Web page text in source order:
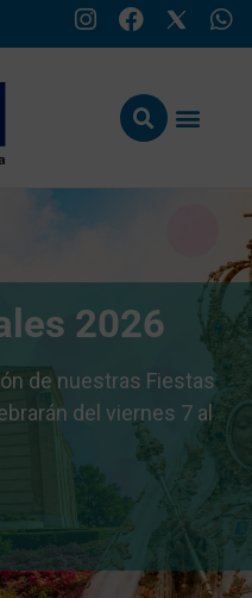
2026
de nuestras Fiestas
del viernes 7 al